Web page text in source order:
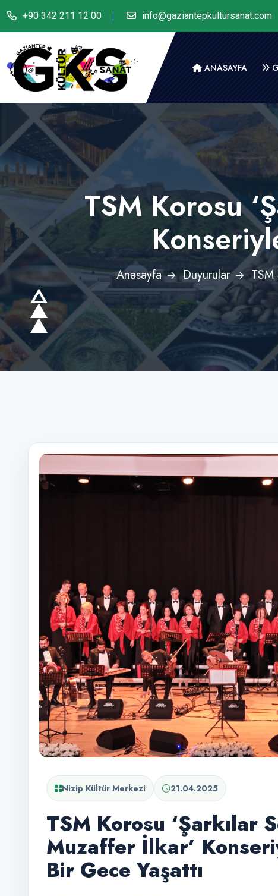
+90 342 211 12 00 info@gaziantepkultursanat.com
ANASAYFA
TSM Korosu
Anasayfa Duyurular TSM
Nizip Kültür Merkezi 21.04.2025
TSM Korosu ‘Şarkılar
Muzaffer İlkar’
Bir Gece Yaşattı